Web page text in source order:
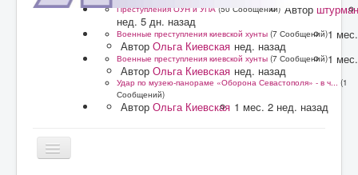
Преступления ОУН и УПА (50 Сообщений) Автор штурман
нед. 5 дн. назад
Военные преступления киевской хунты (7 Сообщений)
Автор Ольга Киевская
1
нед. назад
Военные преступления киевской хунты (7 Сообщений)
Автор Ольга Киевская
1
нед. назад
Удар по музею-панораме «Оборона Севастополя» - в ч...
(1
Сообщений)
Автор Ольга Киевская 1 мес. 2 нед. назад